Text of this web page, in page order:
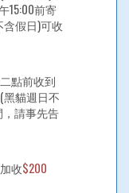
15:00前寄
假日)可收
點前收到
貓週日不
請事先告
收$200